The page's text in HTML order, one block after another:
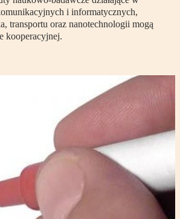
i informatycznych,
transportu oraz nanotechnologii mogą
kooperacyjnej.